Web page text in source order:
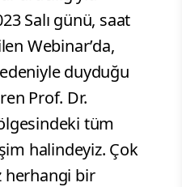
Salı günü, saat
Webinar’da,
duyduğu
Prof. Dr.
tüm
halindeyiz. Çok
herhangi bir